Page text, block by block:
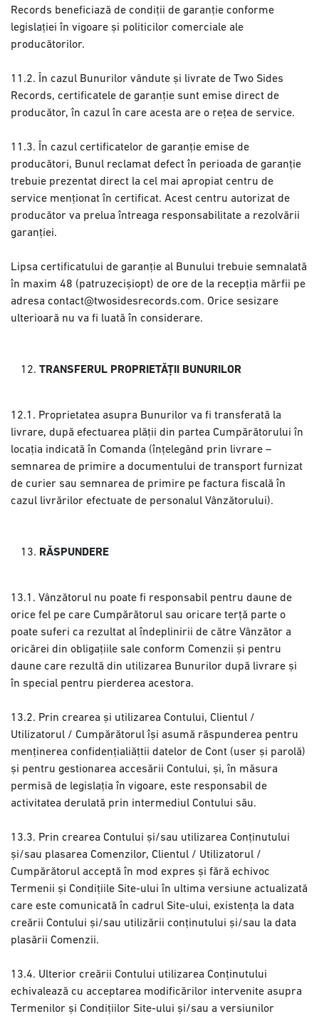
Records beneficiază de condiții de garanție conforme
legislației în vigoare și politicilor comerciale ale
producătorilor.
11.2. În cazul Bunurilor vândute și livrate de Two Sides
Records, certificatele de garanție sunt emise direct de
producător, în cazul în care acesta are o rețea de service.
11.3. În cazul certificatelor de garanție emise de
producători, Bunul reclamat defect în perioada de garanție
trebuie prezentat direct la cel mai apropiat centru de
service menționat în certificat. Acest centru autorizat de
producător va prelua întreaga responsabilitate a rezolvării
garanției.
Lipsa certificatului de garanție al Bunului trebuie semnalată
în maxim 48 (patruzecișiopt) de ore de la recepția mărfii pe
adresa contact@twosidesrecords.com. Orice sesizare
ulterioară nu va fi luată în considerare.
TRANSFERUL PROPRIETĂȚII BUNURILOR
12.1. Proprietatea asupra Bunurilor va fi transferată la
livrare, după efectuarea plății din partea Cumpărătorului în
locația indicată în Comanda (înțelegând prin livrare –
semnarea de primire a documentului de transport furnizat
de curier sau semnarea de primire pe factura fiscală în
cazul livrărilor efectuate de personalul Vânzătorului).
RĂSPUNDERE
13.1. Vânzătorul nu poate fi responsabil pentru daune de
orice fel pe care Cumpărătorul sau oricare terță parte o
poate suferi ca rezultat al îndeplinirii de către Vânzător a
oricărei din obligațiile sale conform Comenzii și pentru
daune care rezultă din utilizarea Bunurilor după livrare și
în special pentru pierderea acestora.
13.2. Prin crearea și utilizarea Contului, Clientul /
Utilizatorul / Cumpărătorul își asumă răspunderea pentru
menținerea confidențialiățtii datelor de Cont (user și parolă)
și pentru gestionarea accesării Contului, și, în măsura
permisă de legislația în vigoare, este responsabil de
activitatea derulată prin intermediul Contului său.
13.3. Prin crearea Contului și/sau utilizarea Conținutului
și/sau plasarea Comenzilor, Clientul / Utilizatorul /
Cumpărătorul acceptă în mod expres și fără echivoc
Termenii și Condițiile Site-ului în ultima versiune actualizată
care este comunicată în cadrul Site-ului, existența la data
creării Contului și/sau utilizării conținutului și/sau la data
plasării Comenzii.
13.4. Ulterior creării Contului utilizarea Conținutului
echivalează cu acceptarea modificărilor intervenite asupra
Termenilor și Condițiilor Site-ului și/sau a versiunilor